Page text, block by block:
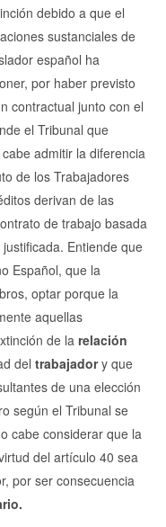
debido a que el
sustanciales de
español ha
por haber previsto
contractual junto con el
el Tribunal que
admitir la diferencia
de los Trabajadores
derivan de las
de trabajo basada
Entiende que
Español, que la
optar porque la
aquellas
de la relación
del trabajadory que
de una elección
según el Tribunal se
cabe considerar que la
del artículo 40 sea
por ser consecuencia